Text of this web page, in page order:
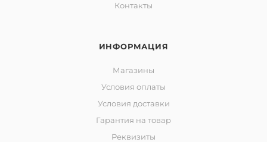
Контакты
ИНФОРМАЦИЯ
Магазины
Условия оплаты
Условия доставки
Гарантия на товар
Реквизиты